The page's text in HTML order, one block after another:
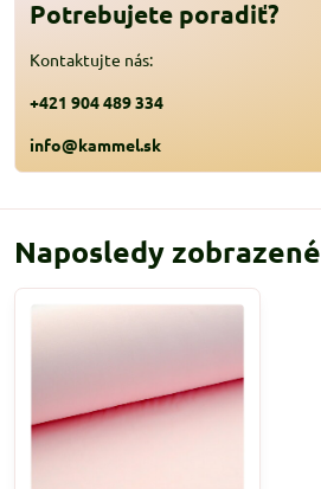
Potrebujete poradiť?
Kontaktujte nás:
+421 904 489 334
info@kammel.sk
Naposledy zobrazené